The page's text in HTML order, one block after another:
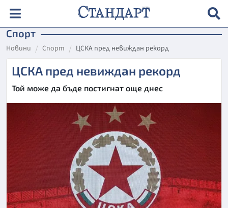
Спорт
Новини Спорт ЦСКА пред невиждан рекорд
ЦСКА пред невиждан рекорд
Той може да бъде постигнат още днес